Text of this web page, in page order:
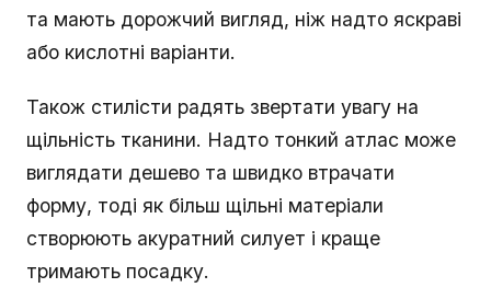
та мають дорожчий вигляд, ніж надто яскраві
або кислотні варіанти.
Також стилісти радять звертати увагу на
щільність тканини. Надто тонкий атлас може
виглядати дешево та швидко втрачати
форму, тоді як більш щільні матеріали
створюють акуратний силует і краще
тримають посадку.